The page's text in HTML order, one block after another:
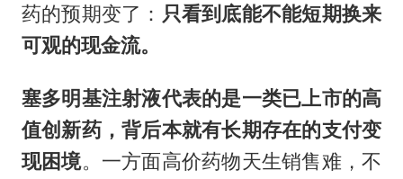
药的预期变了： 只看到底能不能短期换来
可观的现金流。
塞多明基注射液代表的是一类已上市的高
值创新药，背后本就有长期存在的支付变
现困境。一方面高价药物天生销售难，不